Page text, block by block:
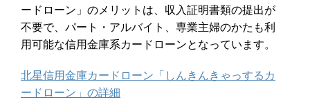
ードローン」のメリットは、収入証明書類の提出が
不要で、パート・アルバイト、専業主婦のかたも利
用可能な信用金庫系カードローンとなっています。
北星信用金庫カードローン「しんきんきゃっするカ
ードローン」の詳細